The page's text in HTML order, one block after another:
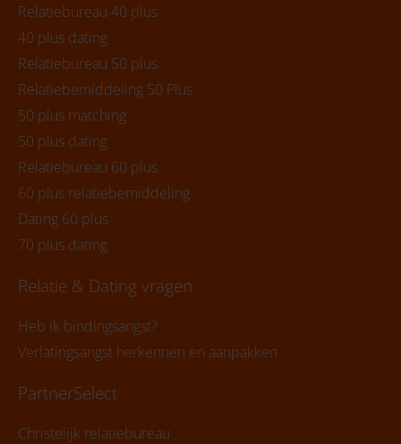
Relatiebureau 40 plus
40 plus dating
Relatiebureau 50 plus
Relatiebemiddeling 50 Plus
50 plus matching
50 plus dating
Relatiebureau 60 plus
60 plus relatiebemiddeling
Dating 60 plus
70 plus dating
Relatie & Dating vragen
Heb ik bindingsangst?
Verlatingsangst herkennen en aanpakken
PartnerSelect
Christelijk relatiebureau